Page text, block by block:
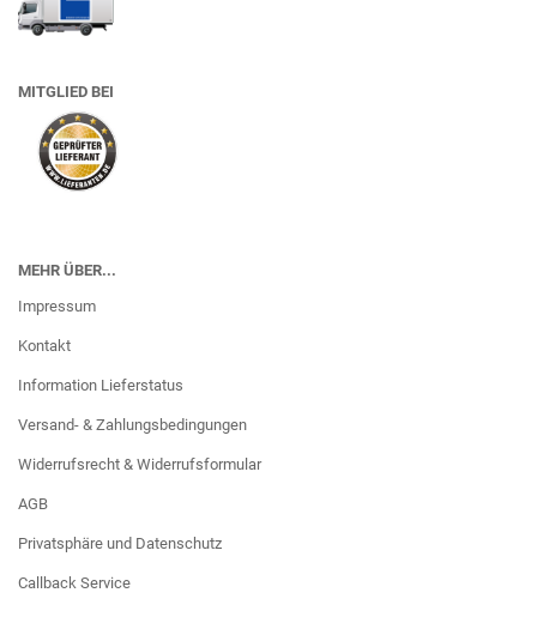
MITGLIED BEI
MEHR ÜBER...
Impressum
Kontakt
Information Lieferstatus
Versand- & Zahlungsbedingungen
Widerrufsrecht & Widerrufsformular
AGB
Privatsphäre und Datenschutz
Callback Service